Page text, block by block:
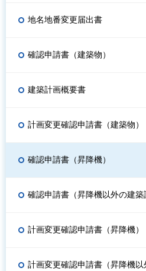
地名地番変更届出書
確認申請書（建築物）
建築計画概要書
計画変更確認申請書（建築物）
確認申請書（昇降機）
確認申請書（昇降機以外の建築
計画変更確認申請書（昇降機）
計画変更確認申請書（昇降機以